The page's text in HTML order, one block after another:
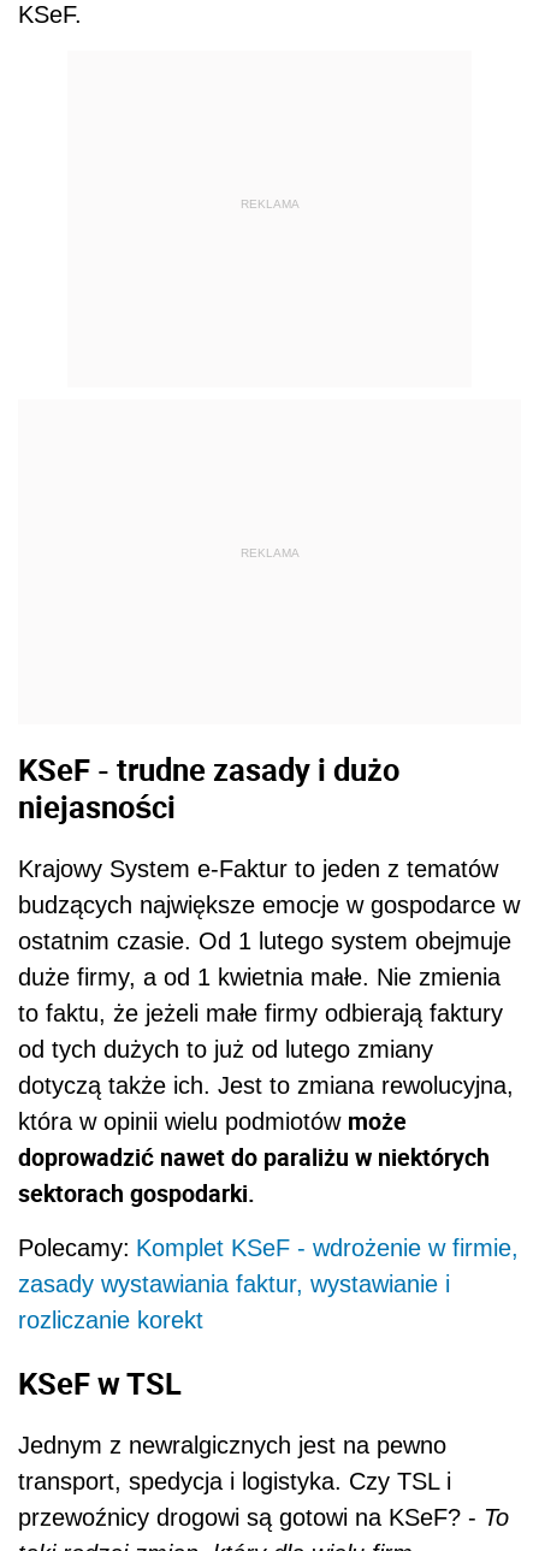
KSeF.
REKLAMA
REKLAMA
KSeF - trudne zasady i dużo
niejasności
Krajowy System e-Faktur to jeden z tematów
budzących największe emocje w gospodarce w
ostatnim czasie. Od 1 lutego system obejmuje
duże firmy, a od 1 kwietnia małe. Nie zmienia
to faktu, że jeżeli małe firmy odbierają faktury
od tych dużych to już od lutego zmiany
dotyczą także ich. Jest to zmiana rewolucyjna,
która w opinii wielu podmiotów może
doprowadzić nawet do paraliżu w niektórych
sektorach gospodarki.
Polecamy: Komplet KSeF - wdrożenie w firmie,
zasady wystawiania faktur, wystawianie i
rozliczanie korekt
KSeF w TSL
Jednym z newralgicznych jest na pewno
transport, spedycja i logistyka. Czy TSL i
przewoźnicy drogowi są gotowi na KSeF? - To